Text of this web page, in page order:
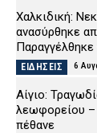
Χαλκιδική:
ανασύρθηκε
ΕΙΔΗΣΕΙΣ 6
Αίγιο:
λεωφορείου –
πέθανε